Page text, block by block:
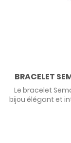
BRACELET
Le bracelet
bijou élégant et
d'un pendentif